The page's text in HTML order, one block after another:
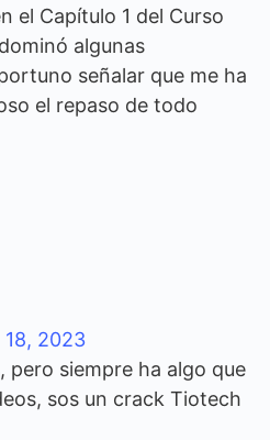
el Capítulo 1 del Curso
algunas
señalar que me ha
el repaso de todo
2023
pero siempre ha algo que
sos un crack Tiotech